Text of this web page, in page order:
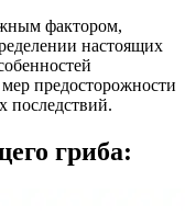
фактором,
настоящих
предосторожности
последствий.
гриба: